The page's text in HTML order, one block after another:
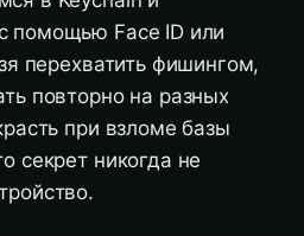
помощью Face ID или
перехватить фишингом,
повторно на разных
при взломе базы
секрет никогда не